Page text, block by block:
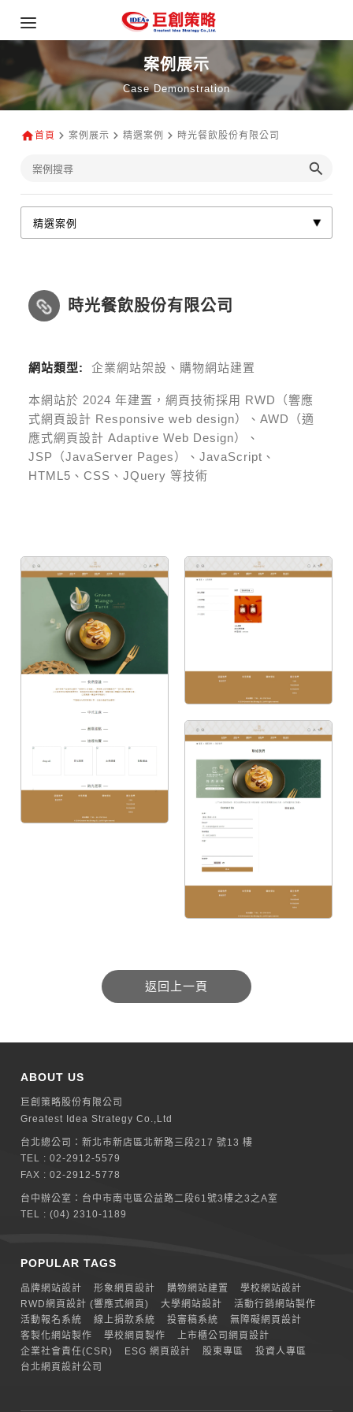
案例展示
Case Demonstration
首頁 案例展示 精選案例 時光餐飲股份有限公司
時光餐飲股份有限公司
網站類型: 企業網站架設、購物網站建置
本網站於 2024 年建置，網頁技術採用 RWD（響應
式網頁設計 Responsive web design）、AWD（適
應式網頁設計 Adaptive Web Design）、
JSP（JavaServer Pages）、JavaScript、
HTML5、CSS、JQuery 等技術
ABOUT US
巨創策略股份有限公司
Greatest Idea Strategy Co.,Ltd
台北總公司：新北巿新店區北新路三段217 號13 樓
TEL :02-2912-5579
FAX : 02-2912-5778
台中辦公室： 台中市南屯區公益路二段61號3樓之3之A室
TEL :(04) 2310-1189
POPULAR TAGS
品牌網站設計 形象網頁設計 購物網站建置
學校網站設計
RWD網頁設計 (響應式網頁)
大學網站設計
活動行銷網站製作
活動報名系統
線上捐款系統 投審稿系統
無障礙網頁設計
客製化網站製作
學校網頁製作
上市櫃公司網頁設計
企業社會責任(CSR)
ESG 網頁設計 股東專區
投資人專區
台北網頁設計公司